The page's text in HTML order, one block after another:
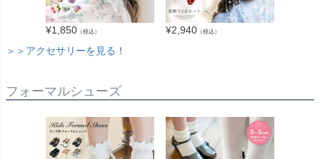
¥1,850 （税込） ¥2,940 （税込）
＞＞アクセサリーを見る！
フォーマルシューズ